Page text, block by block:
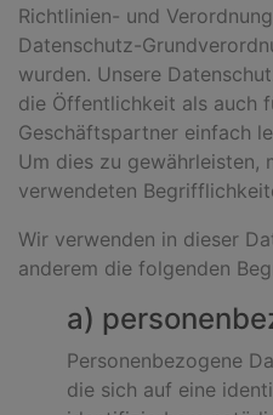
Richtlinien- und
Datenschutz-
wurden. Unsere
die Öffentlichkeit als auch
Geschäftspartner einfach
Um dies zu gewährleisten,
verwendeten
Wir verwenden in dieser
anderem die folgenden
a)
Personenbezogene
die sich auf eine